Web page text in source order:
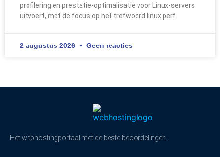
profilering en prestatie-optimalisatie voor Linux-servers
uitvoert, met de focus op het trefwoord linux perf.
2 augustus 2026 Geen reacties
Het webhostingportaal met de beste beoordelingen.